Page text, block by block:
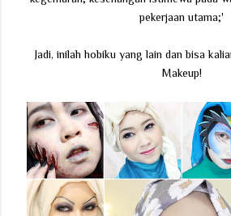
pekerjaan utama;'
Jadi, inilah hobiku yang lain dan bisa
Makeup!